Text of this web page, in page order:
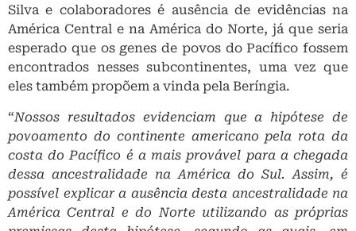
Silva e colaboradores é ausência de evidências na
América Central e na América do Norte, já que seria
esperado que os genes de povos do Pacífico fossem
encontrados nesses subcontinentes, uma vez que
eles também propõem a vinda pela Beríngia.
“Nossos resultados evidenciam que a hipótese de
povoamento do continente americano pela rota da
costa do Pacífico é a mais provável para a chegada
dessa ancestralidade na América do Sul. Assim, é
possível explicar a ausência desta ancestralidade na
América Central e do Norte utilizando as próprias